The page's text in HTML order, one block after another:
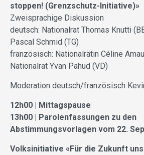
stoppen! (Grenzschutz-Initiative)»
Zweisprachige Diskussion
deutsch: Nationalrat Thomas Knutti
Pascal Schmid (TG)
französisch: Nationalrätin Céline
Nationalrat Yvan Pahud (VD)
Moderation deutsch/französisch
12h00 | Mittagspause
13h00 | Parolenfassungen zu den
Abstimmungsvorlagen vom 22.
Volksinitiative «Für die Zukunft